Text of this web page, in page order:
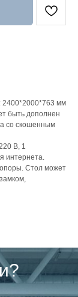
2400*2000*763 мм
быть дополнен
со скошенным
В, 1
интернета.
Стол может